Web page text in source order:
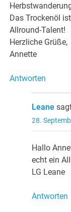
Das Trockenöl
Allround-Talent!
Herzliche Grüße,
Annette
Antworten
Leane
28.
Hallo
echt ein
LG Leane
Antworten